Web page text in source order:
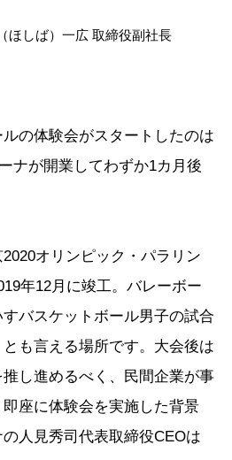
しば）一広 取締役副社長
の体験会がスタートしたのは
ナが開業してわずか1カ月後
オリンピック・パラリン
年12月に竣工。バレーボー
バスケットボール男子の試合
も言える場所です。大会後は
し進めるべく、民間企業が事
座に体験会を実施した背景
人見秀司代表取締役CEOは